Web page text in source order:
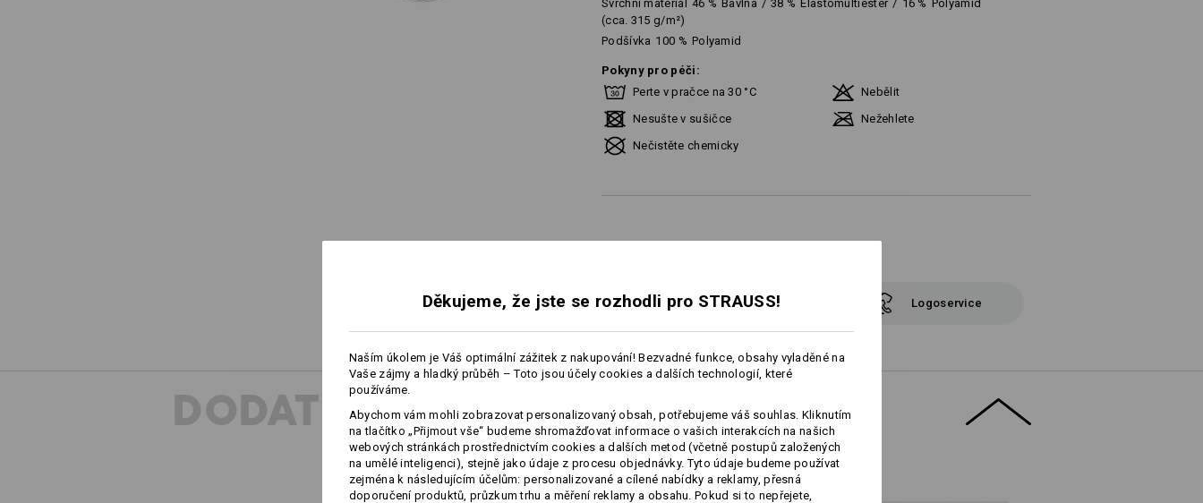
Svrchní materiál
46 % Bavlna / 38 % Elastomultiester / 16 % Polyamid
(cca. 315 g/m²)
Podšívka 100 % Polyamid
Pokyny pro péči:
Perte v pračce na 30 °C
Nebělit
Nesušte v sušičce
Nežehlete
Nečistěte chemicky
Vlastní návrh Logoservice
DODATEČNÉ INFORMACE
Děkujeme, že jste se rozhodli pro STRAUSS!
Naším úkolem je Váš optimální zážitek z nakupování! Bezvadné funkce, obsahy vyladěné na
Vaše zájmy a hladký průběh – Toto jsou účely cookies a dalších technologií, které
používáme.
Abychom vám mohli zobrazovat personalizovaný obsah, potřebujeme váš souhlas. Kliknutím
na tlačítko „Přijmout vše“ budeme shromažďovat informace o vašich interakcích na našich
webových stránkách prostřednictvím cookies a dalších metod (včetně postupů založených
na umělé inteligenci), stejně jako údaje z procesu objednávky. Tyto údaje budeme používat
zejména k následujícím účelům: personalizované a cílené nabídky a reklamy, přesná
doporučení produktů, průzkum trhu a měření reklamy a obsahu. Pokud si to nepřejete,